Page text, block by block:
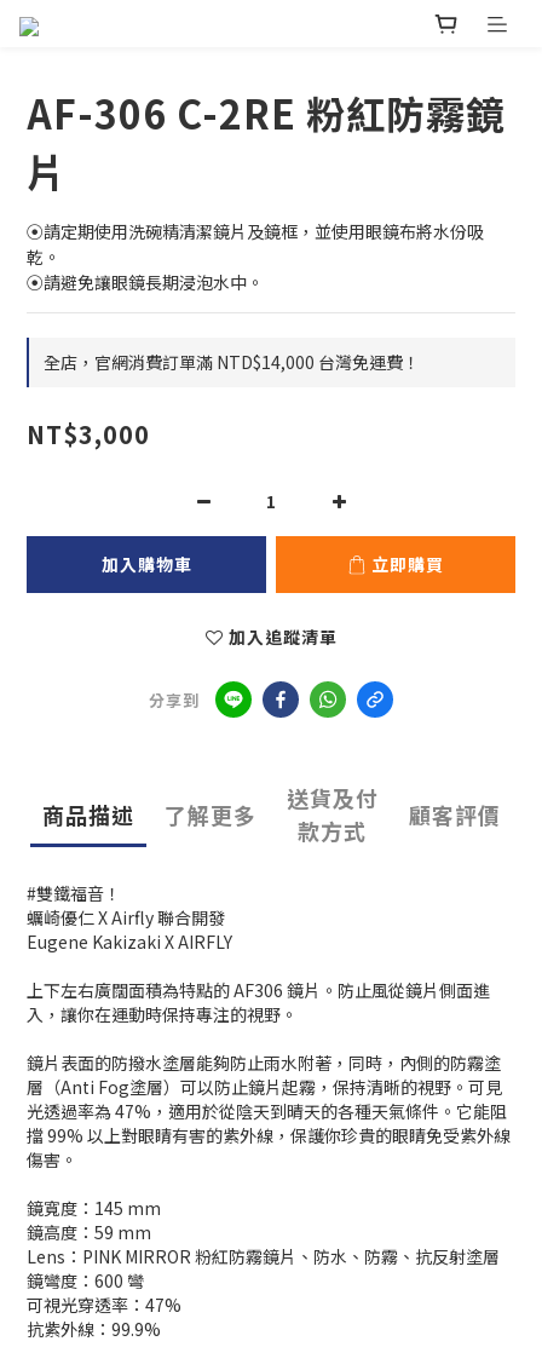
AF-306 C-2RE 粉紅防霧鏡
片
⦿請定期使用洗碗精清潔鏡片及鏡框，並使用眼鏡布將水份吸
乾。
⦿請避免讓眼鏡長期浸泡水中。
全店，官網消費訂單滿 NTD$14,000 台灣免運費！
NT$3,000
加入購物車 立即購買
加入追蹤清單
分享到
商品描述 了解更多
送貨及付
款方式
顧客評價
#雙鐵福音！
蠣崎優仁 X Airfly 聯合開發
Eugene Kakizaki X AIRFLY
上下左右廣闊面積為特點的 AF306 鏡片。防止風從鏡片側面進
入，讓你在運動時保持專注的視野。
鏡片表面的防撥水塗層能夠防止雨水附著，同時，內側的防霧塗
層（Anti Fog塗層）可以防止鏡片起霧，保持清晰的視野。可見
光透過率為 47%，適用於從陰天到晴天的各種天氣條件。它能阻
擋 99% 以上對眼睛有害的紫外線，保護你珍貴的眼睛免受紫外線
傷害。
鏡寬度：145 mm
鏡高度：59 mm
Lens：PINK MIRROR 粉紅防霧鏡片、防水、防霧、抗反射塗層
鏡彎度：600 彎
可視光穿透率：47%
抗紫外線：99.9%